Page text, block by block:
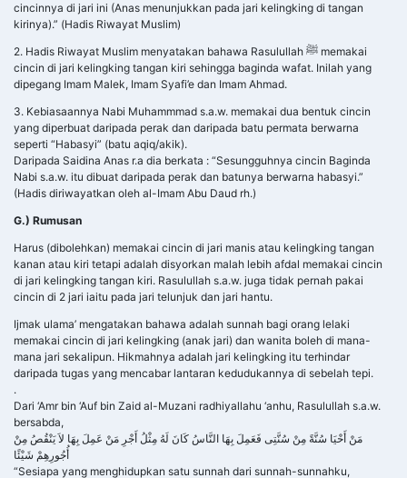
cincinnya di jari ini (Anas menunjukkan pada jari kelingking di tangan
kirinya).” (Hadis Riwayat Muslim)
2. Hadis Riwayat Muslim menyatakan bahawa Rasulullah ﷺ memakai
cincin di jari kelingking tangan kiri sehingga baginda wafat. Inilah yang
dipegang Imam Malek, Imam Syafi’e dan Imam Ahmad.
3. Kebiasaannya Nabi Muhammmad s.a.w. memakai dua bentuk cincin
yang diperbuat daripada perak dan daripada batu permata berwarna
seperti “Habasyi” (batu aqiq/akik).
Daripada Saidina Anas r.a dia berkata : “Sesungguhnya cincin Baginda
Nabi s.a.w. itu dibuat daripada perak dan batunya berwarna habasyi.”
(Hadis diriwayatkan oleh al-Imam Abu Daud rh.)
G.) Rumusan
Harus (dibolehkan) memakai cincin di jari manis atau kelingking tangan
kanan atau kiri tetapi adalah disyorkan malah lebih afdal memakai cincin
di jari kelingking tangan kiri. Rasulullah s.a.w. juga tidak pernah pakai
cincin di 2 jari iaitu pada jari telunjuk dan jari hantu.
Ijmak ulama’ mengatakan bahawa adalah sunnah bagi orang lelaki
memakai cincin di jari kelingking (anak jari) dan wanita boleh di mana-
mana jari sekalipun. Hikmahnya adalah jari kelingking itu terhindar
daripada tugas yang mencabar lantaran kedudukannya di sebelah tepi.
.
Dari ‘Amr bin ‘Auf bin Zaid al-Muzani radhiyallahu ‘anhu, Rasulullah s.a.w.
bersabda,
مَنْ أَحْيَا سُنَّةً مِنْ سُنَّتِى فَعَمِلَ بِهَا النَّاسُ كَانَ لَهُ مِثْلُ أَجْرِ مَنْ عَمِلَ بِهَا لاَ يَنْقُصُ مِنْ
أُجُورِهِمْ شَيْئًا
“Sesiapa yang menghidupkan satu sunnah dari sunnah-sunnahku,